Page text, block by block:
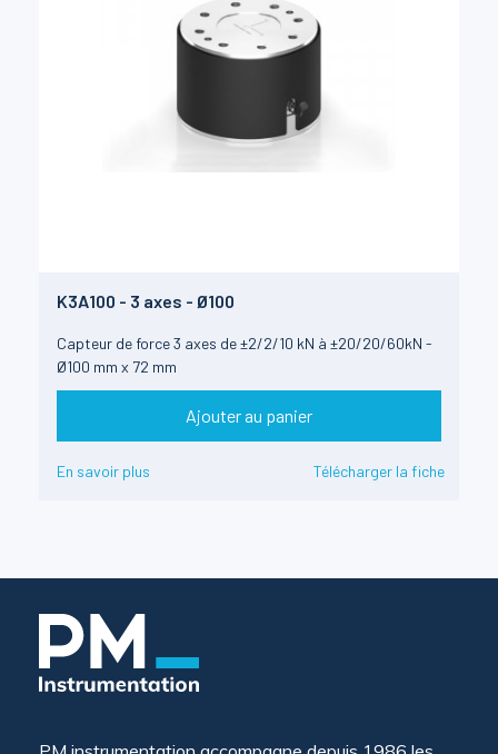
K3A100 - 3 axes - Ø100
Capteur de force 3 axes de ±2/2/10 kN à ±20/20/60kN -
Ø100 mm x 72 mm
Ajouter au panier
En savoir plus Télécharger la fiche